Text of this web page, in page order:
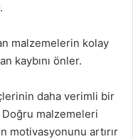
malzemelerin kolay
kaybını önler.
daha verimli bir
malzemeleri
motivasyonunu artırır